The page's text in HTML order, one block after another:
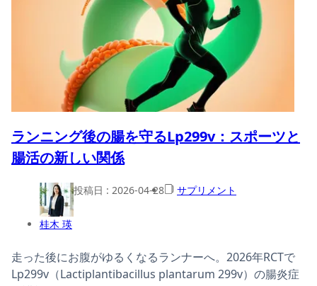
ランニング後の腸を守るLp299v：スポーツと
腸活の新しい関係
桂木 瑛
投稿日 : 2026-04-28 サプリメント
走った後にお腹がゆるくなるランナーへ。2026年RCTで
Lp299v（Lactiplantibacillus plantarum 299v）の腸炎症